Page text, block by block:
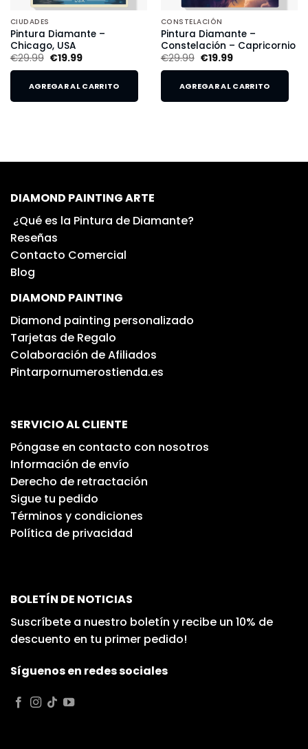
CIUDADES
Pintura Diamante –
Chicago, USA
€29.99 €19.99
AGREGAR AL CARRITO
CONSTELACIÓN
Pintura Diamante –
Constelación – Capricornio
€29.99 €19.99
AGREGAR AL CARRITO
DIAMOND PAINTING ARTE
¿Qué es la Pintura de Diamante?
Reseñas
Contacto Comercial
Blog
DIAMOND PAINTING
Diamond painting personalizado
Tarjetas de Regalo
Colaboración de Afiliados
Pintarpornumerostienda.es
SERVICIO AL CLIENTE
Póngase en contacto con nosotros
Información de envío
Derecho de retractación
Sigue tu pedido
Términos y condiciones
Política de privacidad
BOLETÍN DE NOTICIAS
Suscríbete a nuestro boletín y recibe un 10% de
descuento en tu primer pedido!
Síguenos en redes sociales